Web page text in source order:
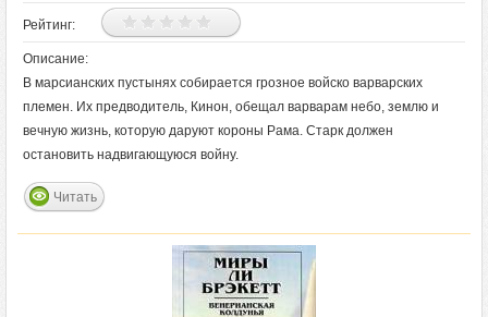
Рейтинг:
Описание:
В марсианских пустынях собирается грозное войско варварских
племен. Их предводитель, Кинон, обещал варварам небо, землю и
вечную жизнь, которую даруют короны Рама. Старк должен
остановить надвигающуюся войну.
Читать